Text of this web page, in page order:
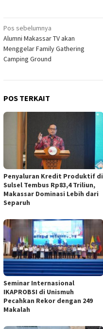
Navigasi
pos
Pos sebelumnya
Alumni Makassar TV akan
Menggelar Family Gathering
Camping Ground
POS TERKAIT
Penyaluran Kredit Produktif di
Sulsel Tembus Rp83,4 Triliun,
Makassar Dominasi Lebih dari
Separuh
Seminar Internasional
IKAPROBSI di Unismuh
Pecahkan Rekor dengan 249
Makalah